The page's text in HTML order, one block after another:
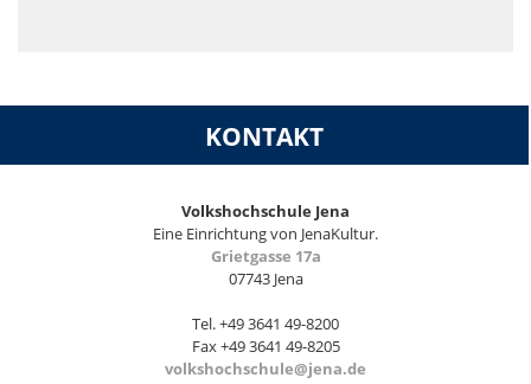
KONTAKT
Volkshochschule Jena
Eine Einrichtung von JenaKultur.
Grietgasse 17a
07743 Jena
Tel. +49 3641 49-8200
Fax +49 3641 49-8205
volkshochschule@jena.de